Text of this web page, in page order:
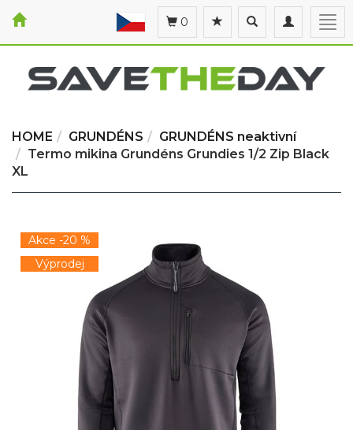
Toggle
navigation
Toggle
search
0
HOME GRUNDÉNS
GRUNDÉNS neaktivní
Termo mikina Grundéns Grundies 1/2 Zip Black
XL
Akce -20 %
Výprodej